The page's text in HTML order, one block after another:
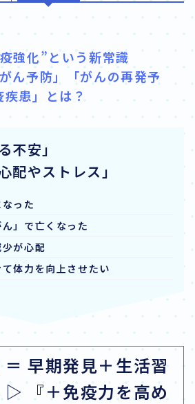
強化”という新常識
ん予防」「がんの再発予
患」とは？
不安」
配やストレス」
った
」で亡くなった
が心配
体力を向上させたい
早期発見＋生活習
▷ 『＋免疫力を高め